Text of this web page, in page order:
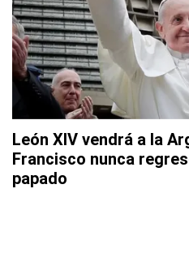
León XIV vendrá a la
Francisco nunca
papado